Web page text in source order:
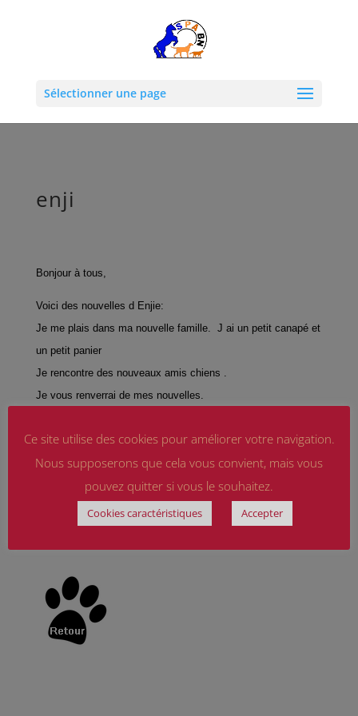
Sélectionner une page
enji
Bonjour à tous,
Voici des nouvelles d Enjie:
Je me plais dans ma nouvelle famille. J ai un petit canapé et
un petit panier
Je rencontre des nouveaux amis chiens .
Je vous renverrai de mes nouvelles.
[scrollGallery id=966]
Ce site utilise des cookies pour améliorer votre navigation.
Nous supposerons que cela vous convient, mais vous
pouvez quitter si vous le souhaitez.
Cookies caractéristiques Accepter